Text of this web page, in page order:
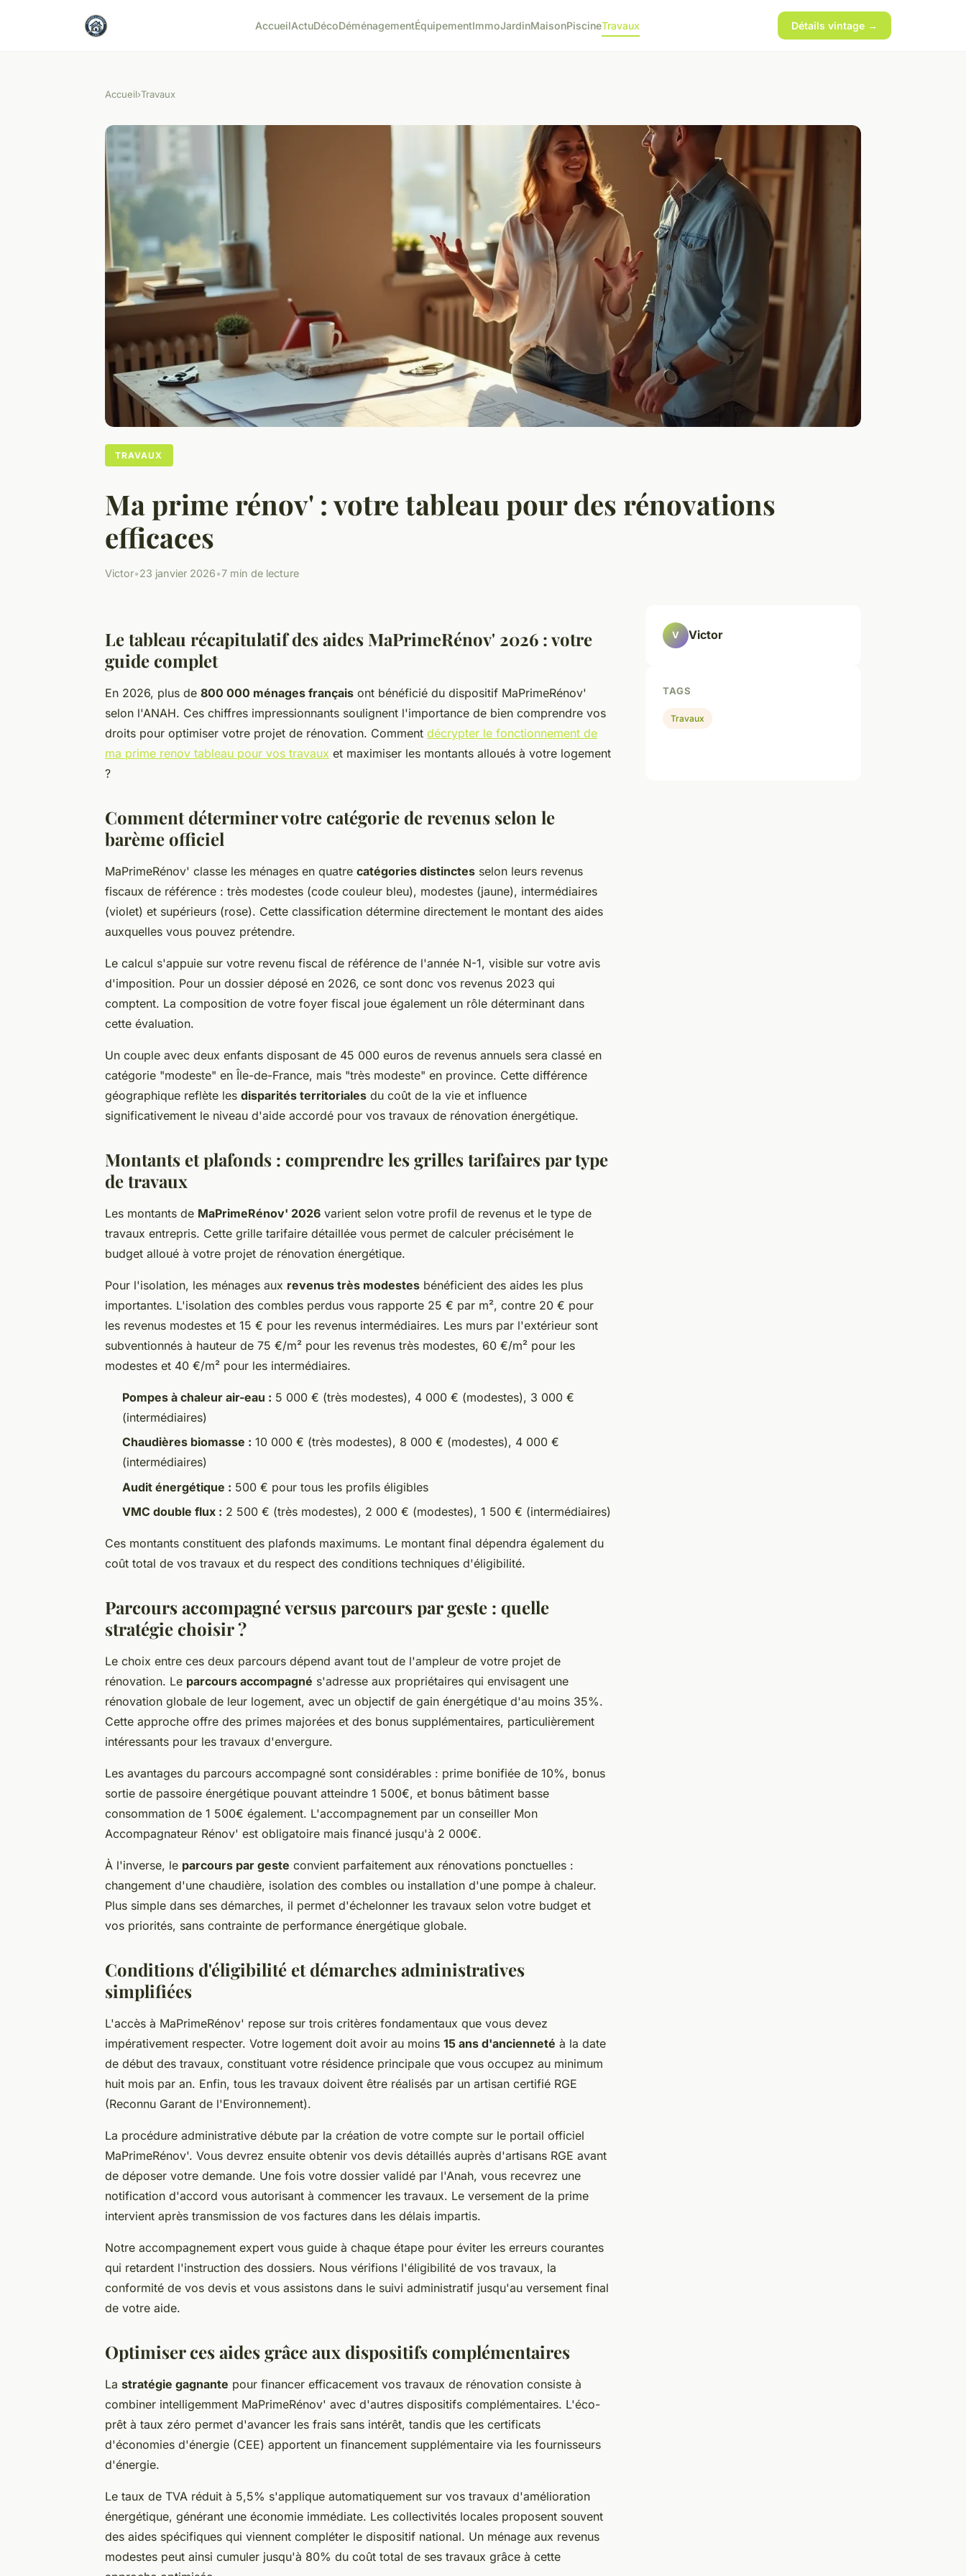
AccueilActuDécoDéménagementÉquipementImmoJardinMaisonPiscineTravaux Détails vintage →
Accueil›Travaux
TRAVAUX
Ma prime rénov' : votre tableau pour des rénovations
efficaces
Victor•23 janvier 2026•7 min de lecture
Le tableau récapitulatif des aides MaPrimeRénov' 2026 : votre
guide complet
En 2026, plus de 800 000 ménages français ont bénéficié du dispositif MaPrimeRénov'
selon l'ANAH. Ces chiffres impressionnants soulignent l'importance de bien comprendre vos
droits pour optimiser votre projet de rénovation. Comment décrypter le fonctionnement de
ma prime renov tableau pour vos travaux et maximiser les montants alloués à votre logement
?
Comment déterminer votre catégorie de revenus selon le
barème officiel
MaPrimeRénov' classe les ménages en quatre catégories distinctes selon leurs revenus
fiscaux de référence : très modestes (code couleur bleu), modestes (jaune), intermédiaires
(violet) et supérieurs (rose). Cette classification détermine directement le montant des aides
auxquelles vous pouvez prétendre.
Le calcul s'appuie sur votre revenu fiscal de référence de l'année N-1, visible sur votre avis
d'imposition. Pour un dossier déposé en 2026, ce sont donc vos revenus 2023 qui
comptent. La composition de votre foyer fiscal joue également un rôle déterminant dans
cette évaluation.
Un couple avec deux enfants disposant de 45 000 euros de revenus annuels sera classé en
catégorie "modeste" en Île-de-France, mais "très modeste" en province. Cette différence
géographique reflète les disparités territoriales du coût de la vie et influence
significativement le niveau d'aide accordé pour vos travaux de rénovation énergétique.
Montants et plafonds : comprendre les grilles tarifaires par type
de travaux
Les montants de MaPrimeRénov' 2026 varient selon votre profil de revenus et le type de
travaux entrepris. Cette grille tarifaire détaillée vous permet de calculer précisément le
budget alloué à votre projet de rénovation énergétique.
Pour l'isolation, les ménages aux revenus très modestes bénéficient des aides les plus
importantes. L'isolation des combles perdus vous rapporte 25 € par m², contre 20 € pour
les revenus modestes et 15 € pour les revenus intermédiaires. Les murs par l'extérieur sont
subventionnés à hauteur de 75 €/m² pour les revenus très modestes, 60 €/m² pour les
modestes et 40 €/m² pour les intermédiaires.
Pompes à chaleur air-eau : 5 000 € (très modestes), 4 000 € (modestes), 3 000 €
(intermédiaires)
Chaudières biomasse : 10 000 € (très modestes), 8 000 € (modestes), 4 000 €
(intermédiaires)
Audit énergétique : 500 € pour tous les profils éligibles
VMC double flux : 2 500 € (très modestes), 2 000 € (modestes), 1 500 € (intermédiaires)
Ces montants constituent des plafonds maximums. Le montant final dépendra également du
coût total de vos travaux et du respect des conditions techniques d'éligibilité.
Parcours accompagné versus parcours par geste : quelle
stratégie choisir ?
Le choix entre ces deux parcours dépend avant tout de l'ampleur de votre projet de
rénovation. Le parcours accompagné s'adresse aux propriétaires qui envisagent une
rénovation globale de leur logement, avec un objectif de gain énergétique d'au moins 35%.
Cette approche offre des primes majorées et des bonus supplémentaires, particulièrement
intéressants pour les travaux d'envergure.
Les avantages du parcours accompagné sont considérables : prime bonifiée de 10%, bonus
sortie de passoire énergétique pouvant atteindre 1 500€, et bonus bâtiment basse
consommation de 1 500€ également. L'accompagnement par un conseiller Mon
Accompagnateur Rénov' est obligatoire mais financé jusqu'à 2 000€.
À l'inverse, le parcours par geste convient parfaitement aux rénovations ponctuelles :
changement d'une chaudière, isolation des combles ou installation d'une pompe à chaleur.
Plus simple dans ses démarches, il permet d'échelonner les travaux selon votre budget et
vos priorités, sans contrainte de performance énergétique globale.
Conditions d'éligibilité et démarches administratives
simplifiées
L'accès à MaPrimeRénov' repose sur trois critères fondamentaux que vous devez
impérativement respecter. Votre logement doit avoir au moins 15 ans d'ancienneté à la date
de début des travaux, constituant votre résidence principale que vous occupez au minimum
huit mois par an. Enfin, tous les travaux doivent être réalisés par un artisan certifié RGE
(Reconnu Garant de l'Environnement).
La procédure administrative débute par la création de votre compte sur le portail officiel
MaPrimeRénov'. Vous devrez ensuite obtenir vos devis détaillés auprès d'artisans RGE avant
de déposer votre demande. Une fois votre dossier validé par l'Anah, vous recevrez une
notification d'accord vous autorisant à commencer les travaux. Le versement de la prime
intervient après transmission de vos factures dans les délais impartis.
Notre accompagnement expert vous guide à chaque étape pour éviter les erreurs courantes
qui retardent l'instruction des dossiers. Nous vérifions l'éligibilité de vos travaux, la
conformité de vos devis et vous assistons dans le suivi administratif jusqu'au versement final
de votre aide.
Optimiser ces aides grâce aux dispositifs complémentaires
La stratégie gagnante pour financer efficacement vos travaux de rénovation consiste à
combiner intelligemment MaPrimeRénov' avec d'autres dispositifs complémentaires. L'éco-
prêt à taux zéro permet d'avancer les frais sans intérêt, tandis que les certificats
d'économies d'énergie (CEE) apportent un financement supplémentaire via les fournisseurs
d'énergie.
Le taux de TVA réduit à 5,5% s'applique automatiquement sur vos travaux d'amélioration
énergétique, générant une économie immédiate. Les collectivités locales proposent souvent
des aides spécifiques qui viennent compléter le dispositif national. Un ménage aux revenus
modestes peut ainsi cumuler jusqu'à 80% du coût total de ses travaux grâce à cette
V Victor
TAGS
Travaux